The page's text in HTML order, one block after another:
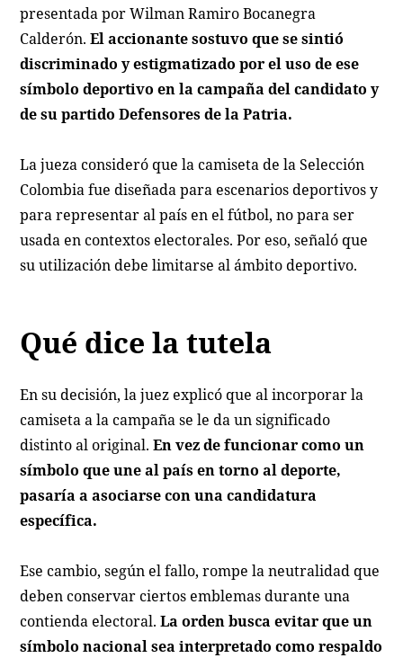
presentada por Wilman Ramiro Bocanegra
Calderón.El accionante sostuvo que se sintió
discriminado y estigmatizado por el uso de ese
símbolo deportivo en la campaña del candidato y
de su partido Defensores de la Patria.
La jueza consideró que la camiseta de la Selección
Colombia fue diseñada para escenarios deportivos y
para representar al país en el fútbol, no para ser
usada en contextos electorales. Por eso, señaló que
su utilización debe limitarse al ámbito deportivo.
Qué dice la tutela
En su decisión, la juez explicó que al incorporar la
camiseta a la campaña se le da un significado
distinto al original.En vez de funcionar como un
símbolo que une al país en torno al deporte,
pasaría a asociarse con una candidatura
específica.
Ese cambio, según el fallo, rompe la neutralidad que
deben conservar ciertos emblemas durante una
contienda electoral.La orden busca evitar que un
símbolo nacional sea interpretado como respaldo